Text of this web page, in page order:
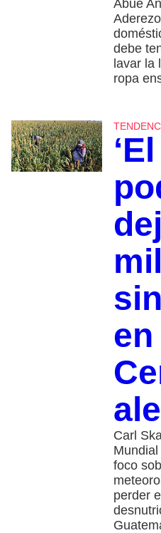
Abue
debe
lavar la
ropa
en
Carl
foco
perder